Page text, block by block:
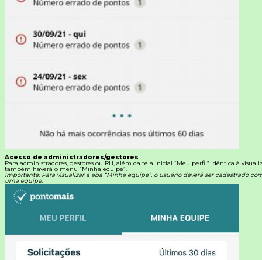
Acesso de administradores/gestores
Para administradores, gestores ou RH, além da tela inicial “Meu perfil” idêntica à
também haverá o menu “Minha equipe”.
Importante: Para visualizar a aba “Minha equipe”, o usuário deverá ser cadastrado
uma equipe.